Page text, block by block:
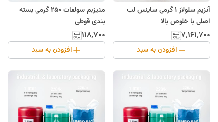
آنزیم سلولاز 1 گرمی ساینس لب
اصلی با خلوص بالا
۷٬۱۶۱٬۷۰۰
افزودن به سبد
منیزیم سولفات 250 گرمی بسته
بندی قوطی
۱۱۸٬۷۰۰
افزودن به سبد